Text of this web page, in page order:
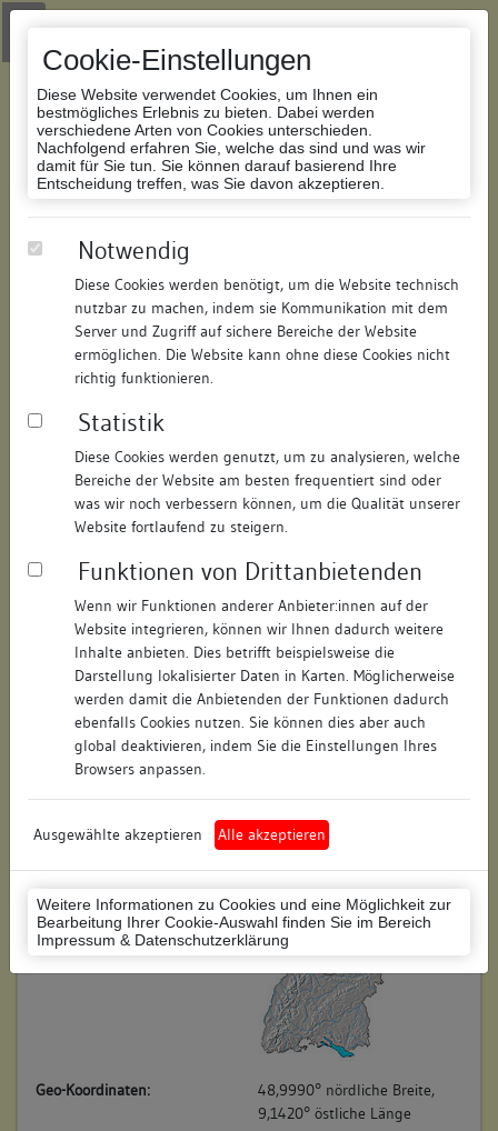
Cookie-Einstellungen
Diese Website verwendet Cookies, um Ihnen ein
bestmögliches Erlebnis zu bieten. Dabei werden
verschiedene Arten von Cookies unterschieden.
Nachfolgend erfahren Sie, welche das sind und was wir
damit für Sie tun. Sie können darauf basierend Ihre
Entscheidung treffen, was Sie davon akzeptieren.
Notwendig
Diese Cookies werden benötigt, um die Website technisch
nutzbar zu machen, indem sie Kommunikation mit dem
Server und Zugriff auf sichere Bereiche der Website
ermöglichen. Die Website kann ohne diese Cookies nicht
richtig funktionieren.
Statistik
Diese Cookies werden genutzt, um zu analysieren, welche
Bereiche der Website am besten frequentiert sind oder
was wir noch verbessern können, um die Qualität unserer
Website fortlaufend zu steigern.
Funktionen von Drittanbietenden
Wenn wir Funktionen anderer Anbieter:innen auf der
Website integrieren, können wir Ihnen dadurch weitere
Inhalte anbieten. Dies betrifft beispielsweise die
Darstellung lokalisierter Daten in Karten. Möglicherweise
werden damit die Anbietenden der Funktionen dadurch
ebenfalls Cookies nutzen. Sie können dies aber auch
global deaktivieren, indem Sie die Einstellungen Ihres
Browsers anpassen.
Ausgewählte akzeptieren Alle akzeptieren
Weitere Informationen zu Cookies und eine Möglichkeit zur
Bearbeitung Ihrer Cookie-Auswahl finden Sie im Bereich
Impressum & Datenschutzerklärung
Zur Navigation springen
Zum Inhalt der Website springen
Datenbank Bauforschung/Restaurierung
191697487111/Datum:04.05.2016
Datenbestand:
Bauforschung und Restaurierung
Als PDF herunterladen:
Objektdaten
Straße: Auf der Mauer
Hausnummer: 3
Postleitzahl: 74354
Stadt-Teilort: Besigheim
Regierungsbezirk: Stuttgart
Ludwigsburg (Landkreis)
Wohnplatzschlüssel: 8118007001
Flurstücknummer: keine
Historischer Straßenname: keiner
Lage des Wohnplatzes:
Geo-Koordinaten:
48,9990° nördliche Breite,
9,1420° östliche Länge